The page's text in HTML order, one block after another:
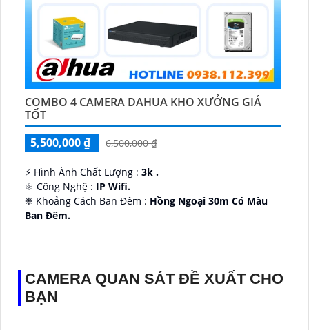
COMBO 4 CAMERA DAHUA KHO XƯỞNG GIÁ
TỐT
5,500,000 ₫
6,500,000 ₫
️⚡ Hình Ành Chất Lượng : 3k .
⚛️ Công Nghệ : IP Wifi.
❈ Khoảng Cách Ban Đêm : Hồng Ngoại 30m Có Màu
Ban Ðêm.
CAMERA QUAN SÁT ĐỀ XUẤT CHO
BẠN